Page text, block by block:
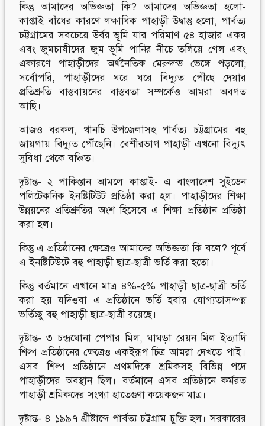
কিন্তু আমাদের অভিজ্ঞতা কি? আমাদের অভিজ্ঞতা হলো-
কাপ্তাই বাঁধের কারণে লক্ষাধিক পাহাড়ী উদ্বাস্তু হলো, পার্বত্য
চট্টগ্রামের সবচেয়ে উর্বর ভূমি যার পরিমাণ ৫৪ হাজার একর
এবং জুমচাষীদের জুম ভূমি পানির নীচে তলিয়ে গেল এবং
একারণে পাহাড়ীদের অর্থনৈতিক মেরুদন্ড ভেঙ্গে পড়লো;
সর্বোপরি, পাহাড়ীদের ঘরে ঘরে বিদ্যুত পৌঁছে দেয়ার
প্রতিশ্রুতি বাস্তবায়নের বাস্তবতা সম্পর্কেও আমরা অবগত
আছি।
আজও বরকল, থানচি উপজেলাসহ পার্বত্য চট্টগ্রামের বহু
জায়গায় বিদ্যুত পৌঁছেনি। বেশীরভাগ পাহাড়ী এখনো বিদ্যুৎ
সুবিধা থেকে বঞ্চিত।
দৃষ্টান্ত- ২ পাকিস্তান আমলে কাপ্তাই- এ বাংলাদেশ সুইডেন
পলিটেকনিক ইনষ্টিটিউট প্রতিষ্ঠা করা হল। পাহাড়ীদের শিক্ষা
উন্নয়নের প্রতিশ্রুতির অংশ হিসেবে এ শিক্ষা প্রতিষ্ঠান প্রতিষ্ঠা
করা হল।
কিন্তু এ প্রতিষ্ঠানের ক্ষেত্রেও আমাদের অভিজ্ঞতা কি বলে? পূর্বে
এ ইনষ্টিটিউটে বহু পাহাড়ী ছাত্র-ছাত্রী ভর্তি করা হতো।
কিন্তু বর্তমানে এখানে মাত্র ৪%-৫% পাহাড়ী ছাত্র-ছাত্রী ভর্তি
করা হয় যদিওবা এ প্রতিষ্ঠানে ভর্তি হবার যোগ্যতাসম্পন্ন
ভর্তিচ্ছু বহু পাহাড়ী ছাত্র-ছাত্রী রয়েছে।
দৃষ্টান্ত- ৩ চন্দ্রঘোনা পেপার মিল, ঘাঘড়া রেয়ন মিল ইত্যাদি
শিল্প প্রতিষ্ঠানের ক্ষেত্রেও একইরূপ চিত্র আমরা দেখতে পাই।
এসব শিল্প প্রতিষ্ঠানে প্রথমদিকে শ্রমিকসহ বিভিন্ন পদে
পাহাড়ীদের অবস্থান ছিল। বর্তমানে এসব প্রতিষ্ঠানে কর্মরত
পাহাড়ী শ্রমিকদের সংখ্যা হাতেগুণা কয়েকজন মাত্র।
দৃষ্টান্ত- ৪ ১৯৯৭ খ্রীষ্টাব্দে পার্বত্য চট্টগ্রাম চুক্তি হল। সরকারের